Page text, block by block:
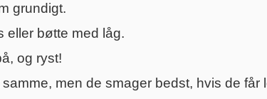
grundigt.
eller bøtte med låg.
og ryst!
men de smager bedst, hvis de